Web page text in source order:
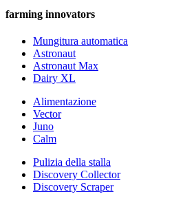
farming innovators
Mungitura automatica
Astronaut
Astronaut Max
Dairy XL
Alimentazione
Vector
Juno
Calm
Pulizia della stalla
Discovery Collector
Discovery Scraper